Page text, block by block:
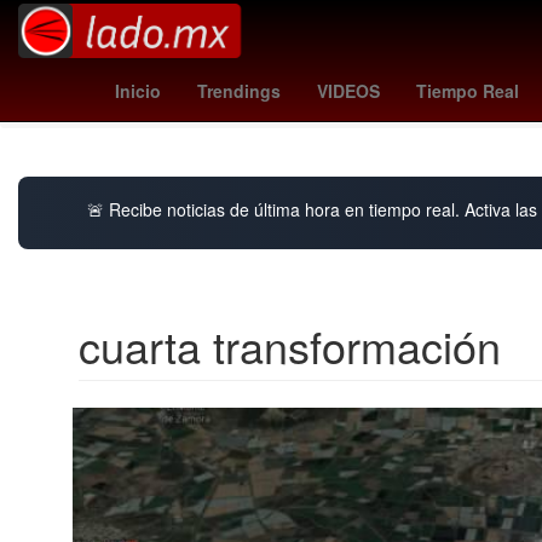
Inicio Trendings VIDEOS Tiempo Real
Selección de baloncesto de Estados Unidos Gobierno
🚨 Recibe noticias de última hora en tiempo real. Activa
cuarta transformación